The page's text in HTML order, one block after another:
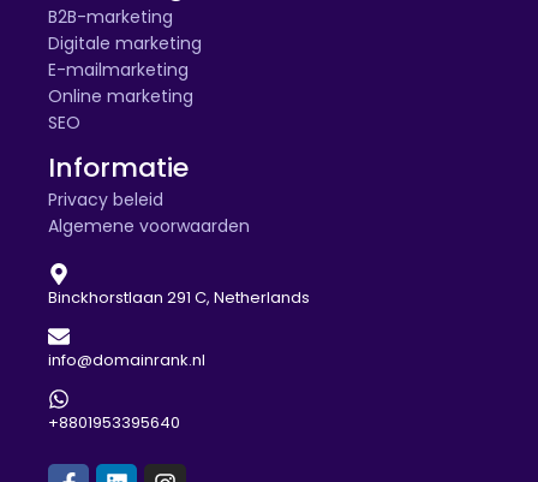
B2B-marketing
Digitale marketing
E-mailmarketing
Online marketing
SEO
Informatie
Privacy beleid
Algemene voorwaarden
Binckhorstlaan 291 C, Netherlands
info@domainrank.nl
+8801953395640